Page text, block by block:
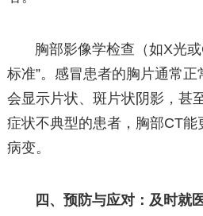
胸部影像学检查（如X光
标准”。感冒患者的胸片通常
会显示片状、斑片状阴影，甚
症状不典型的患者，胸部CT能
病变。
四、预防与应对：及时就